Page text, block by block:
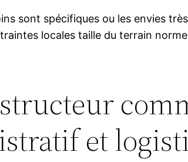
sont spécifiques ou les envies
locales taille du terrain
et